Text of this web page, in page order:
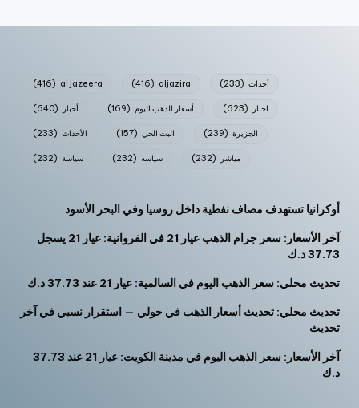
al jazeera
(416) aljazira
(416) أحداث (233)
أخبار (640) أسعار الذهب اليوم (169) اخبار (623)
الأحداث (233) البث الحي (157) الجزيرة (239)
سياسة (232) سياسه (232) مباشر (232)
أوكرانيا تستهدف مصاف نفطية داخل روسيا وفي البحر الأسود
آخر الأسعار: سعر جرام الذهب عيار 21 في الفروانية: عيار 21 يسجل
37.73 د.ك
تحديث محلي: سعر الذهب اليوم في السالمية: عيار 21 عند 37.73 د.ك
تحديث محلي: تحديث أسعار الذهب في حولي — استقرار نسبي في آخر
تحديث
آخر الأسعار: سعر الذهب اليوم في مدينة الكويت: عيار 21 عند 37.73
د.ك